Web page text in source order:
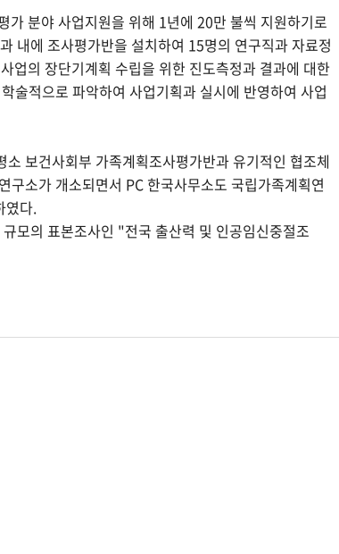
분야 사업지원을 위해 1년에 20만 불씩 지원하기로
내에 조사평가반을 설치하여 15명의 연구직과 자료정
업의 장단기계획 수립을 위한 진도측정과 결과에 대한
술적으로 파악하여 사업기획과 실시에 반영하여 사업
보건사회부 가족계획조사평가반과 유기적인 협조체
소가 개소되면서 PC 한국사무소도 국립가족계획연
였다.
모의 표본조사인 "전국 출산력 및 인공임신중절조